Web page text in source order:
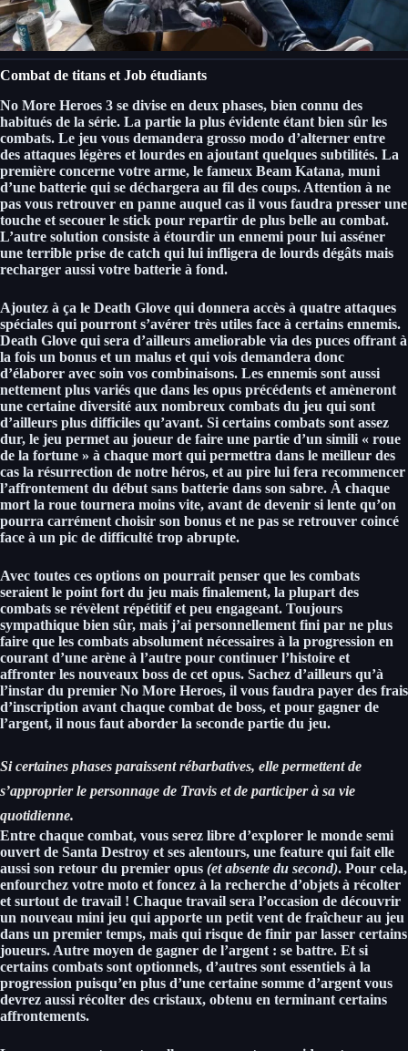
Combat de titans et Job étudiants
No More Heroes 3 se divise en deux phases, bien connu des
habitués de la série. La partie la plus évidente étant bien sûr les
combats. Le jeu vous demandera grosso modo d’alterner entre
des attaques légères et lourdes en ajoutant quelques subtilités. La
première concerne votre arme, le fameux Beam Katana, muni
d’une batterie qui se déchargera au fil des coups. Attention à ne
pas vous retrouver en panne auquel cas il vous faudra presser une
touche et secouer le stick pour repartir de plus belle au combat.
L’autre solution consiste à étourdir un ennemi pour lui asséner
une terrible prise de catch qui lui infligera de lourds dégâts mais
recharger aussi votre batterie à fond.
Ajoutez à ça le Death Glove qui donnera accès à quatre attaques
spéciales qui pourront s’avérer très utiles face à certains ennemis.
Death Glove qui sera d’ailleurs ameliorable via des puces offrant à
la fois un bonus et un malus et qui vois demandera donc
d’élaborer avec soin vos combinaisons. Les ennemis sont aussi
nettement plus variés que dans les opus précédents et amèneront
une certaine diversité aux nombreux combats du jeu qui sont
d’ailleurs plus difficiles qu’avant. Si certains combats sont assez
dur, le jeu permet au joueur de faire une partie d’un simili « roue
de la fortune » à chaque mort qui permettra dans le meilleur des
cas la résurrection de notre héros, et au pire lui fera recommencer
l’affrontement du début sans batterie dans son sabre. À chaque
mort la roue tournera moins vite, avant de devenir si lente qu’on
pourra carrément choisir son bonus et ne pas se retrouver coincé
face à un pic de difficulté trop abrupte.
Avec toutes ces options on pourrait penser que les combats
seraient le point fort du jeu mais finalement, la plupart des
combats se révèlent répétitif et peu engageant. Toujours
sympathique bien sûr, mais j’ai personnellement fini par ne plus
faire que les combats absolument nécessaires à la progression en
courant d’une arène à l’autre pour continuer l’histoire et
affronter les nouveaux boss de cet opus. Sachez d’ailleurs qu’à
l’instar du premier No More Heroes, il vous faudra payer des frais
d’inscription avant chaque combat de boss, et pour gagner de
l’argent, il nous faut aborder la seconde partie du jeu.
Si certaines phases paraissent rébarbatives, elle permettent de
s’approprier le personnage de Travis et de participer à sa vie
quotidienne.
Entre chaque combat, vous serez libre d’explorer le monde semi
ouvert de Santa Destroy et ses alentours, une feature qui fait elle
aussi son retour du premier opus (et absente du second). Pour cela,
enfourchez votre moto et foncez à la recherche d’objets à récolter
et surtout de travail ! Chaque travail sera l’occasion de découvrir
un nouveau mini jeu qui apporte un petit vent de fraîcheur au jeu
dans un premier temps, mais qui risque de finir par lasser certains
joueurs. Autre moyen de gagner de l’argent : se battre. Et si
certains combats sont optionnels, d’autres sont essentiels à la
progression puisqu’en plus d’une certaine somme d’argent vous
devrez aussi récolter des cristaux, obtenu en terminant certains
affrontements.